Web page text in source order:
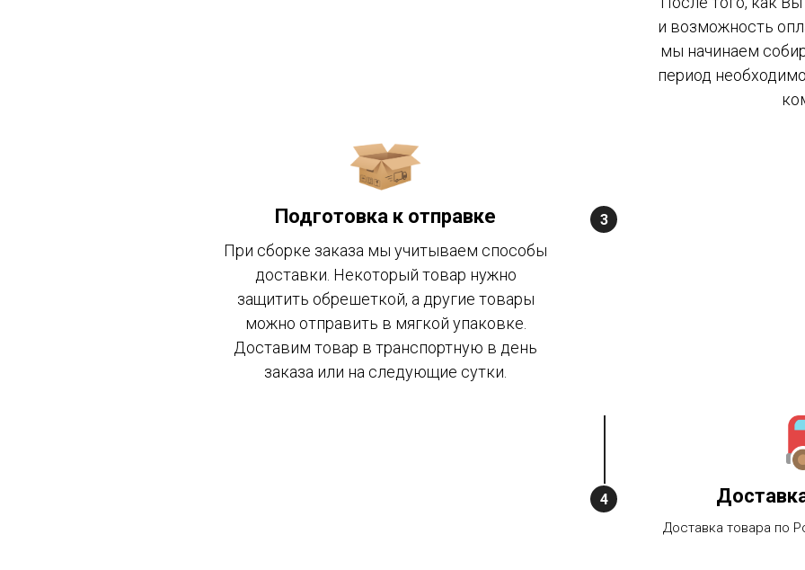
и возможность
мы начинаем
период
Подготовка к отправке
При сборке заказа мы учитываем способы
доставки. Некоторый товар нужно
защитить обрешеткой, а другие товары
можно отправить в мягкой упаковке.
Доставим товар в транспортную в день
заказа или на следующие сутки.
Доставка товара по